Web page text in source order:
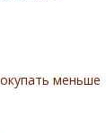
меньше